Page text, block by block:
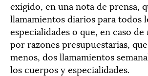
exigido, en una nota de prensa,
llamamientos diarios para todos
especialidades o que, en caso
por razones presupuestarias,
menos, dos llamamientos
los cuerpos y especialidades.